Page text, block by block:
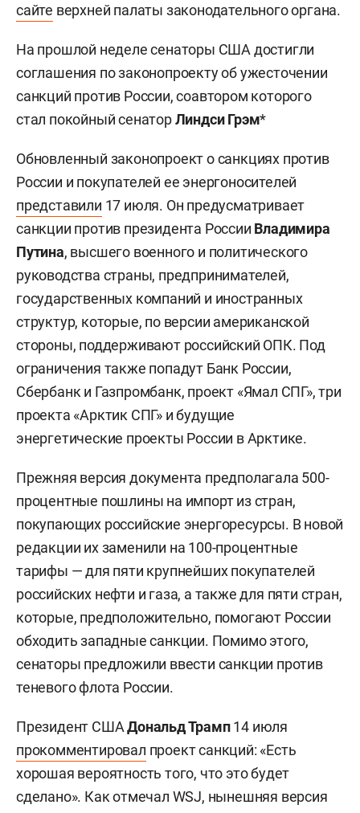
сайте верхней палаты законодательного органа.
На прошлой неделе сенаторы США достигли
соглашения по законопроекту об ужесточении
санкций против России, соавтором которого
стал покойный сенаторЛиндси Грэм*
Обновленный законопроект о санкциях против
России и покупателей ее энергоносителей
представили 17 июля. Он предусматривает
санкции против президента России Владимира
Путина, высшего военного и политического
руководства страны, предпринимателей,
государственных компаний и иностранных
структур, которые, по версии американской
стороны, поддерживают российский ОПК. Под
ограничения также попадут Банк России,
Сбербанк и Газпромбанк, проект «Ямал СПГ», три
проекта «Арктик СПГ» и будущие
энергетические проекты России в Арктике.
Прежняя версия документа предполагала 500-
процентные пошлины на импорт из стран,
покупающих российские энергоресурсы. В новой
редакции их заменили на 100-процентные
тарифы — для пяти крупнейших покупателей
российских нефти и газа, а также для пяти стран,
которые, предположительно, помогают России
обходить западные санкции. Помимо этого,
сенаторы предложили ввести санкции против
теневого флота России.
Президент СШАДональд Трамп14 июля
прокомментировал проект санкций: «Есть
хорошая вероятность того, что это будет
сделано». Как отмечал WSJ, нынешняя версия